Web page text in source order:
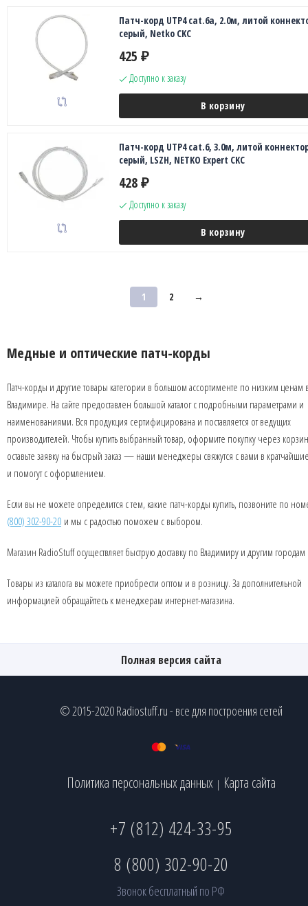
Патч-корд UTP4 cat.6a, 2.0м, литой
серый, Netko CKC
425 ₽
Доступно к заказу
В корзину
Патч-корд UTP4 cat.6, 3.0м, литой
серый, LSZH, NETKO Expert CKC
428 ₽
Доступно к заказу
В корзину
1 2 →
Медные и оптические патч-корды
Патч-корды и другие товары категории в большом ассортименте по низким ценам
Владимире. На сайте предоставлен большой каталог с подробными параметрами и
наименованиями. Вся продукция сертифицирована и поставляется от ведущих
производителей. Чтобы купить выбранный товар, оформите покупку через
оставьте заявку на быстрый заказ — наши менеджеры свяжутся с вами в
и помогут с оформлением.
Если вы не можете определится с тем, какие патч-корды купить, позвоните по
(800) 302-90-20 и мы с радостью поможем с выбором.
Магазин RadioStuff осуществляет быструю доставку по Владимиру и другим
Товары из каталога вы можете приобрести оптом и в розницу. За дополнительной
информацией обращайтесь к менеджерам интернет-магазина.
Полная версия сайта
© 2015-2020 Radiostuff.ru - все для построения сетей
Политика персональных данных | Карта сайта
+7 (812) 424-33-95
8 (800) 302-90-20
Звонок бесплатный по РФ